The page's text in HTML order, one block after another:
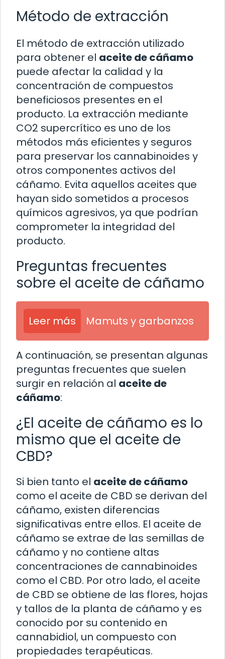
Método de extracción
El método de extracción utilizado
para obtener el aceite de cáñamo
puede afectar la calidad y la
concentración de compuestos
beneficiosos presentes en el
producto. La extracción mediante
CO2 supercrítico es uno de los
métodos más eficientes y seguros
para preservar los cannabinoides y
otros componentes activos del
cáñamo. Evita aquellos aceites que
hayan sido sometidos a procesos
químicos agresivos, ya que podrían
comprometer la integridad del
producto.
Preguntas frecuentes
sobre el aceite de cáñamo
Leer más Mamuts y garbanzos
A continuación, se presentan algunas
preguntas frecuentes que suelen
surgir en relación al aceite de
cáñamo:
¿El aceite de cáñamo es lo
mismo que el aceite de
CBD?
Si bien tanto el aceite de cáñamo
como el aceite de CBD se derivan del
cáñamo, existen diferencias
significativas entre ellos. El aceite de
cáñamo se extrae de las semillas de
cáñamo y no contiene altas
concentraciones de cannabinoides
como el CBD. Por otro lado, el aceite
de CBD se obtiene de las flores, hojas
y tallos de la planta de cáñamo y es
conocido por su contenido en
cannabidiol, un compuesto con
propiedades terapéuticas.